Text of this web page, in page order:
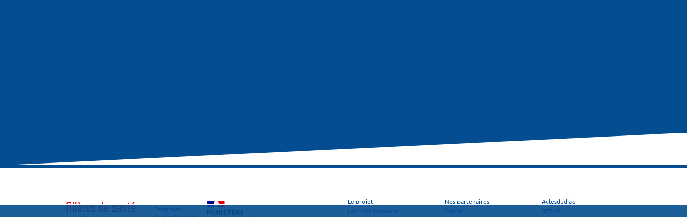
Le projet
Les contributeurs
Nos partenaires
Contact
#clesdudiag
#FSMR